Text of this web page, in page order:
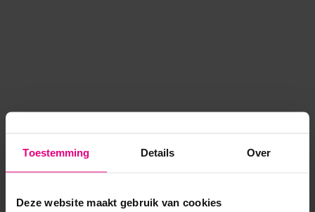
Toestemming Details Over
Deze website maakt gebruik van cookies